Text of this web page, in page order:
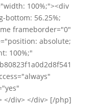
100%;"><div
bottom: 56.25%;
frameborder="0"
absolute;
100%;"
</div> </div> [/php]